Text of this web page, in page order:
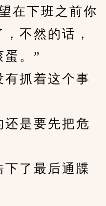
下班之前你
不然的话，
蛋。”
抓着这个事
是要先把危
了最后通牒